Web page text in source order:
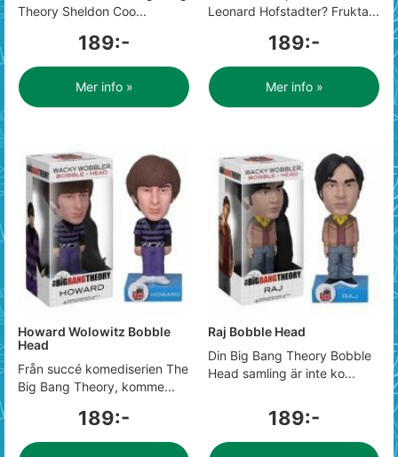
Theory Sheldon Coo...
189:-
Mer info »
Leonard Hofstadter? Frukta...
189:-
Mer info »
Howard Wolowitz Bobble
Head
Från succé komediserien The
Big Bang Theory, komme...
189:-
Raj Bobble Head
Din Big Bang Theory Bobble
Head samling är inte ko...
189:-